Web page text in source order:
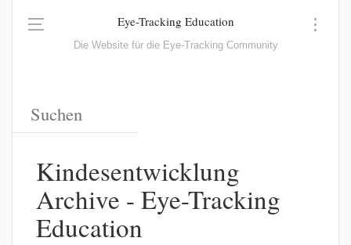
Eye-Tracking Education
Die Website für die Eye-Tracking Community
Kindesentwicklung
Archive - Eye-Tracking
Education